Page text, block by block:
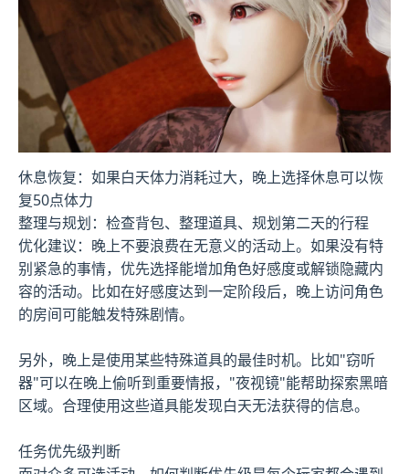
休息恢复：如果白天体力消耗过大，晚上选择休息可以恢
复50点体力
整理与规划：检查背包、整理道具、规划第二天的行程
优化建议：晚上不要浪费在无意义的活动上。如果没有特
别紧急的事情，优先选择能增加角色好感度或解锁隐藏内
容的活动。比如在好感度达到一定阶段后，晚上访问角色
的房间可能触发特殊剧情。
另外，晚上是使用某些特殊道具的最佳时机。比如"窃听
器"可以在晚上偷听到重要情报，"夜视镜"能帮助探索黑暗
区域。合理使用这些道具能发现白天无法获得的信息。
任务优先级判断